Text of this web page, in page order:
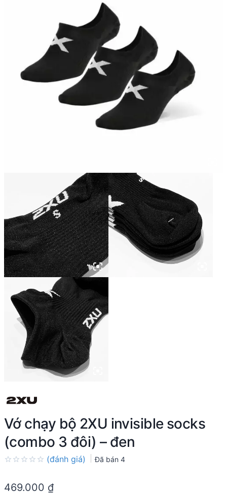
Vớ chạy bộ 2XU invisible socks
(combo 3 đôi) – đen
out
(đánh giá) Đã bán 4
469.000 ₫